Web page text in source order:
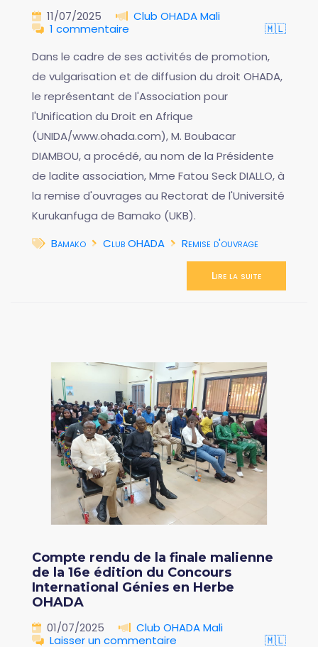
11/07/2025
Club OHADA Mali
1 commentaire
🇲🇱
Dans le cadre de ses activités de promotion,
de vulgarisation et de diffusion du droit OHADA,
le représentant de l'Association pour
l'Unification du Droit en Afrique
(UNIDA/www.ohada.com), M. Boubacar
DIAMBOU, a procédé, au nom de la Présidente
de ladite association, Mme Fatou Seck DIALLO, à
la remise d'ouvrages au Rectorat de l'Université
Kurukanfuga de Bamako (UKB).
Bamako
Club OHADA Remise d'ouvrage
Lire la suite
Compte rendu de la finale malienne
de la 16e édition du Concours
International Génies en Herbe
OHADA
01/07/2025
Club OHADA Mali
Laisser un commentaire
🇲🇱